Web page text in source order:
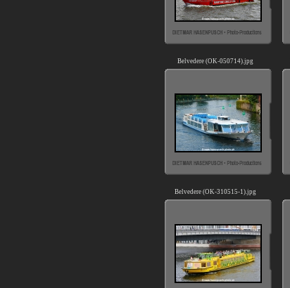
Belvedere (OK-050714).jpg
Belvedere (OK-310515-1).jpg